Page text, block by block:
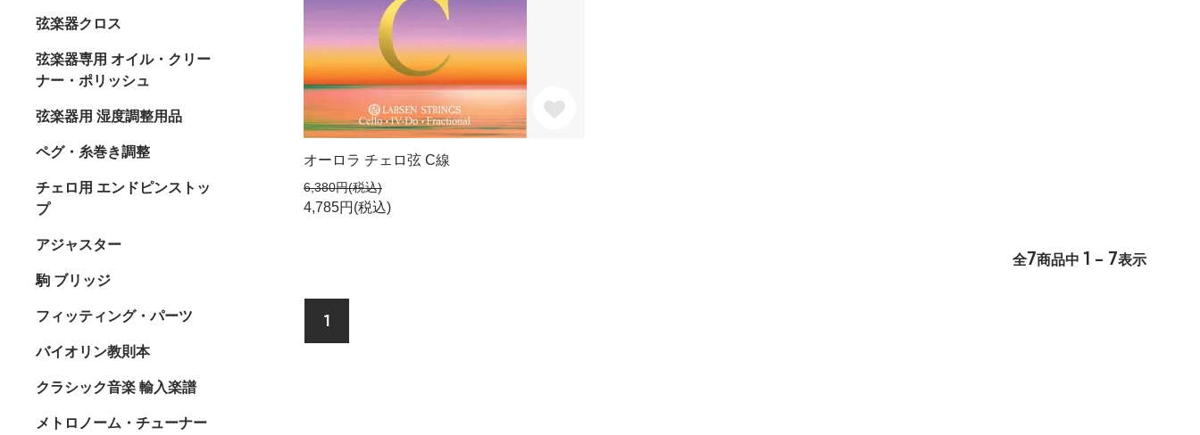
弦楽器クロス
弦楽器専用 オイル・クリー
ナー・ポリッシュ
弦楽器用 湿度調整用品
ペグ・糸巻き調整
チェロ用 エンドピンストッ
プ
アジャスター
駒 ブリッジ
フィッティング・パーツ
バイオリン教則本
クラシック音楽 輸入楽譜
メトロノーム・チューナー
オーロラ チェロ弦 C線
6,380円(税込)
4,785円(税込)
全7商品中 1 - 7表示
1